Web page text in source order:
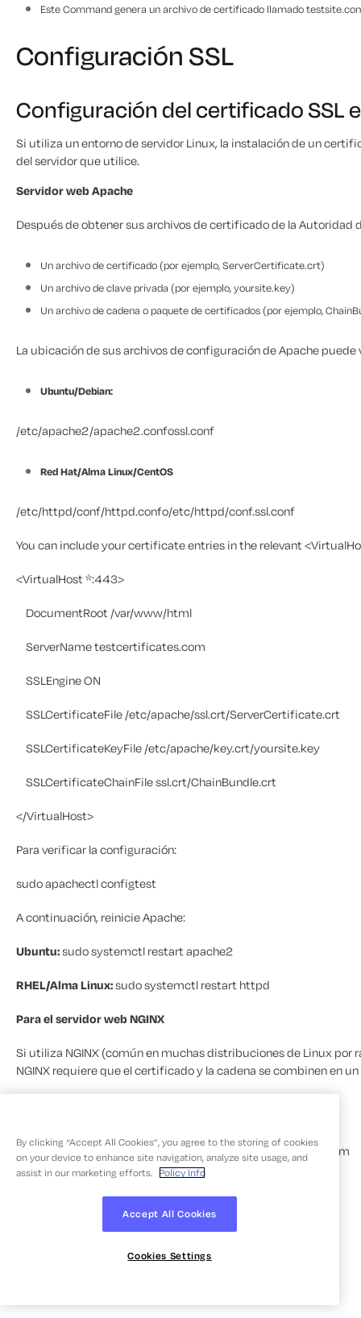
Este Command genera un archivo de certificado llamado
Configuración SSL
Configuración del certificado SSL
Si utiliza un entorno de servidor Linux, la instalación de un
del servidor que utilice.
Servidor web Apache
Después de obtener sus archivos de certificado de la Autoridad
Un archivo de certificado (por ejemplo, ServerCertificate.crt)
Un archivo de clave privada (por ejemplo, yoursite.key)
Un archivo de cadena o paquete de certificados (por ejemplo,
La ubicación de sus archivos de configuración de Apache
Ubuntu/Debian:
/etc/apache2/apache2.confossl.conf
Red Hat/Alma Linux/CentOS
/etc/httpd/conf/httpd.confo/etc/httpd/conf.ssl.conf
You can include your certificate entries in the relevant
<VirtualHost *:443>
DocumentRoot /var/www/html
ServerName testcertificates.com
SSLEngine ON
SSLCertificateFile /etc/apache/ssl.crt/ServerCertificate.crt
SSLCertificateKeyFile /etc/apache/key.crt/yoursite.key
SSLCertificateChainFile ssl.crt/ChainBundle.crt
</VirtualHost>
Para verificar la configuración:
sudo apachectl configtest
A continuación, reinicie Apache:
Ubuntu:sudo systemctl restart apache2
RHEL/Alma Linux:sudo systemctl restart httpd
Para el servidor web NGINX
Si utiliza NGINX (común en muchas distribuciones de Linux
NGINX requiere que el certificado y la cadena se combinen en un
cat CertificadoServidor.crt PaqueteCadena.crt > fullchain.pem
By clicking “Accept All Cookies”, you agree to the storing of cookies
on your device to enhance site navigation, analyze site usage, and
assist in our marketing efforts.
Policy Info
Accept All Cookies
Cookies Settings